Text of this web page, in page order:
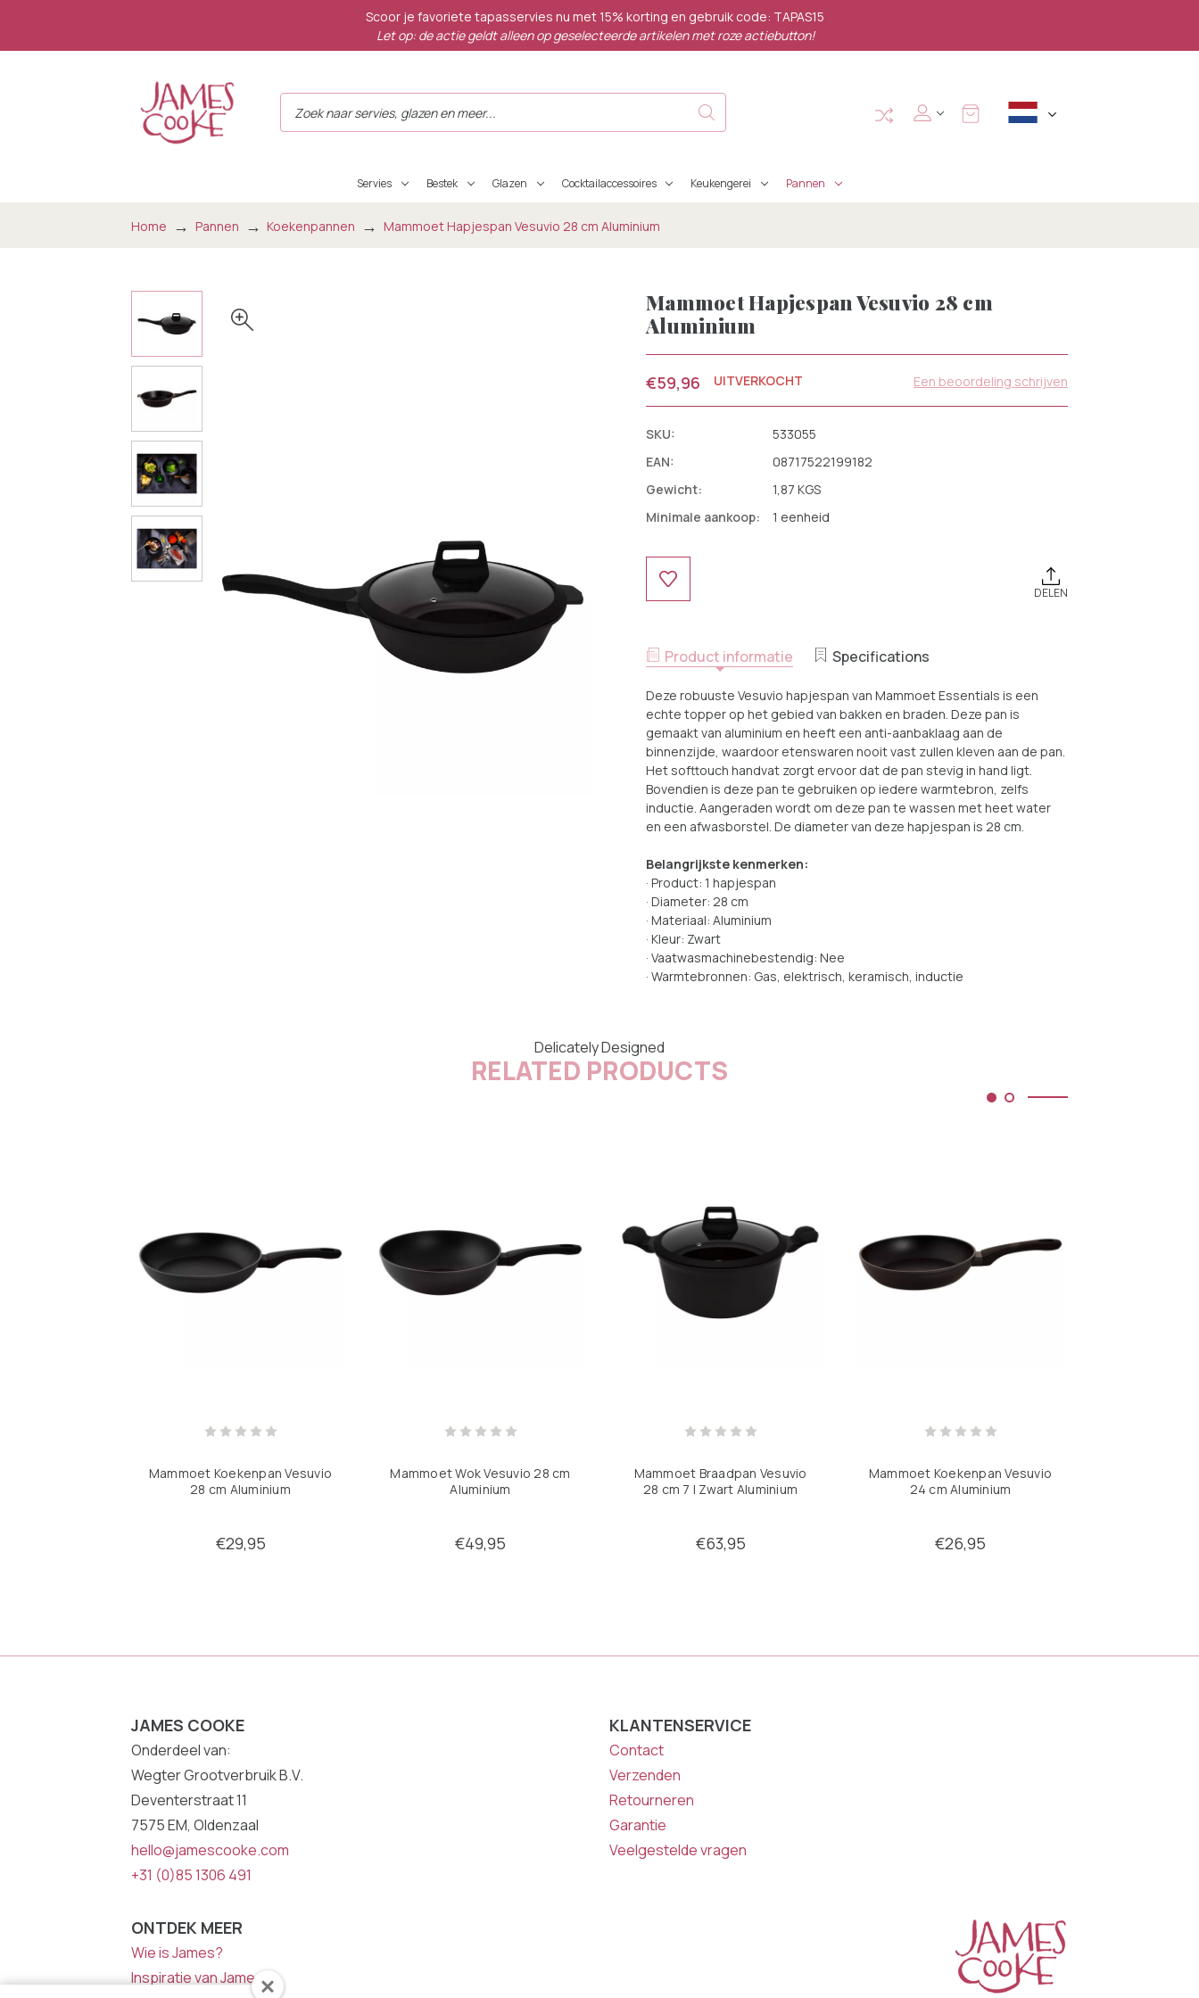
Scoor je favoriete tapasservies nu met 15% korting en gebruik code: TAPAS15
Let op: de actie geldt alleen op geselecteerde artikelen met roze actiebutton!
Servies Bestek Glazen Cocktailaccessoires Keukengerei Pannen
Home Pannen Koekenpannen Mammoet Hapjespan Vesuvio 28 cm Aluminium
Mammoet Hapjespan Vesuvio 28 cm
Aluminium
€59,96 UITVERKOCHT Een beoordeling schrijven
SKU:
533055
EAN:
08717522199182
Gewicht:
1,87 KGS
Minimale aankoop:
1 eenheid
Huidige
Voorraad:
DELEN
Product informatie Specifications
Deze robuuste Vesuvio hapjespan van Mammoet Essentials is een
echte topper op het gebied van bakken en braden. Deze pan is
gemaakt van aluminium en heeft een anti-aanbaklaag aan de
binnenzijde, waardoor etenswaren nooit vast zullen kleven aan de pan.
Het softtouch handvat zorgt ervoor dat de pan stevig in hand ligt.
Bovendien is deze pan te gebruiken op iedere warmtebron, zelfs
inductie. Aangeraden wordt om deze pan te wassen met heet water
en een afwasborstel. De diameter van deze hapjespan is 28 cm.
Belangrijkste kenmerken:
· Product: 1 hapjespan
· Diameter: 28 cm
· Materiaal: Aluminium
· Kleur: Zwart
· Vaatwasmachinebestendig: Nee
· Warmtebronnen: Gas, elektrisch, keramisch, inductie
Delicately Designed
RELATED PRODUCTS
Mammoet Koekenpan Vesuvio
28 cm Aluminium
€29,95
Mammoet Wok Vesuvio 28 cm
Aluminium
€49,95
Mammoet Braadpan Vesuvio
28 cm 7 l Zwart Aluminium
€63,95
Mammoet Koekenpan Vesuvio
24 cm Aluminium
€26,95
JAMES COOKE
Onderdeel van:
Wegter Grootverbruik B.V.
Deventerstraat 11
7575 EM, Oldenzaal
hello@jamescooke.com
+31 (0)85 1306 491
KLANTENSERVICE
Contact
Verzenden
Retourneren
Garantie
Veelgestelde vragen
ONTDEK MEER
Wie is James?
Inspiratie van James